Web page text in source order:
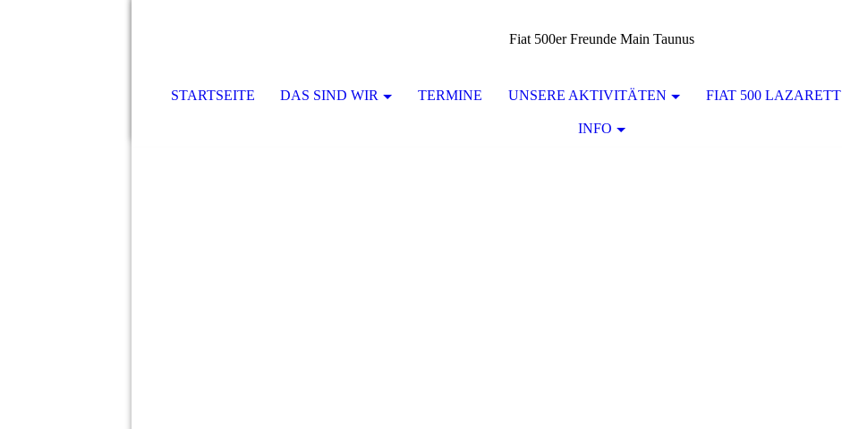
Fiat 500er Freunde Main Taunus
STARTSEITE DAS SIND WIR TERMINE UNSERE AKTIVITÄTEN FIAT 500 LAZARETT
INFO